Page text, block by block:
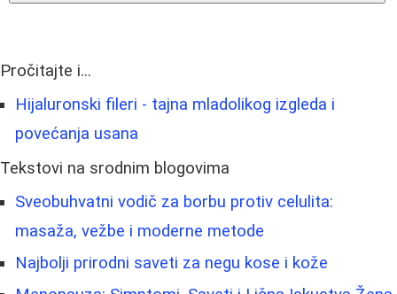
Pročitajte i...
Hijaluronski fileri - tajna mladolikog izgleda i
povećanja usana
Tekstovi na srodnim blogovima
Sveobuhvatni vodič za borbu protiv celulita:
masaža, vežbe i moderne metode
Najbolji prirodni saveti za negu kose i kože